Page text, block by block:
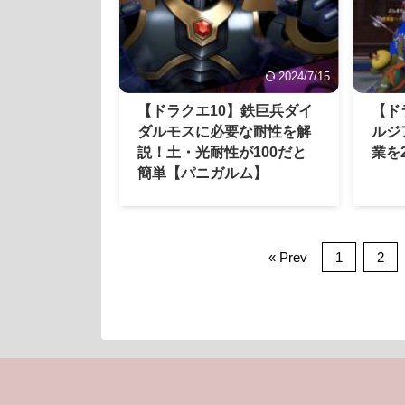
2024/7/15
【ドラクエ10】鉄巨兵ダイ
ダルモスに必要な耐性を解
説！土・光耐性が100だと
簡単【パニガルム】
【
ルジ
業を
« Prev 1 2